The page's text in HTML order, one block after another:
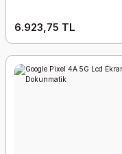
6.923,75 TL